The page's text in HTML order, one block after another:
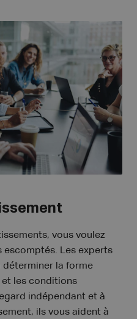
vous voulez
escomptés. Les experts
déterminer la forme
et les conditions
indépendant et à
ils vous aident à